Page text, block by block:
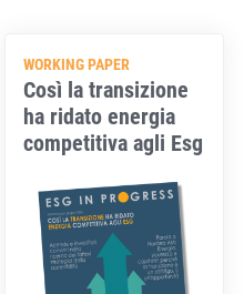
WORKING PAPER
Così la transizione
ha ridato energia
competitiva agli Esg